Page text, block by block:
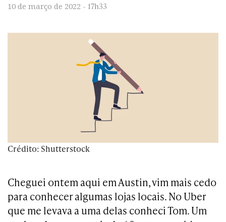
10 de março de 2022 - 17h33
Crédito: Shutterstock
Cheguei ontem aqui em Austin, vim mais cedo
para conhecer algumas lojas locais. No Uber
que me levava a uma delas conheci Tom. Um